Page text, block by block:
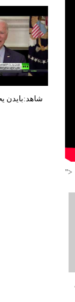
">
شاهد:بايدن